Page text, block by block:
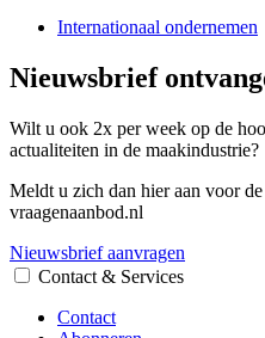
Internationaal ondernemen
Nieuwsbrief
Wilt u ook 2x per week op de
actualiteiten in de maakindustrie?
Meldt u zich dan hier aan voor
vraagenaanbod.nl
Nieuwsbrief aanvragen
Contact & Services
Contact